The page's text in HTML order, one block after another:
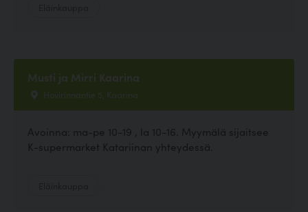
Musti ja Mirri Kaarina
Hovirinnantie 5, Kaarina
Avoinna: ma-pe 10-19 , la 10-16. Myymälä sijaitsee
K-supermarket Katariinan yhteydessä.